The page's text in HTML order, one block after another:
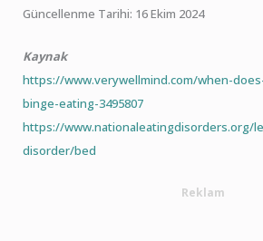
Güncellenme Tarihi: 16 Ekim 2024
Kaynak
https://www.verywellmind.com/when-
binge-eating-3495807
https://www.nationaleatingdisorders.org/
disorder/bed
Reklam